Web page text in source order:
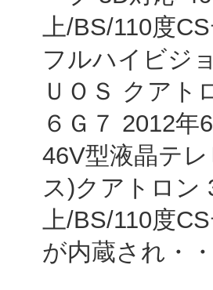
上/BS/110度
フルハイビジ
ＵＯＳ クアト
６Ｇ７ 2012
46V型液晶テ
ス)クアトロン
上/BS/110度
が内蔵され・